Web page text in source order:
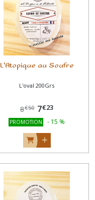
L'Atopique au Soufre
L'oval 200Grs
8€50 7€23
PROMOTION - 15 %